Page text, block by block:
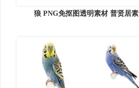
狼 PNG免抠图透明素材 普贤居素